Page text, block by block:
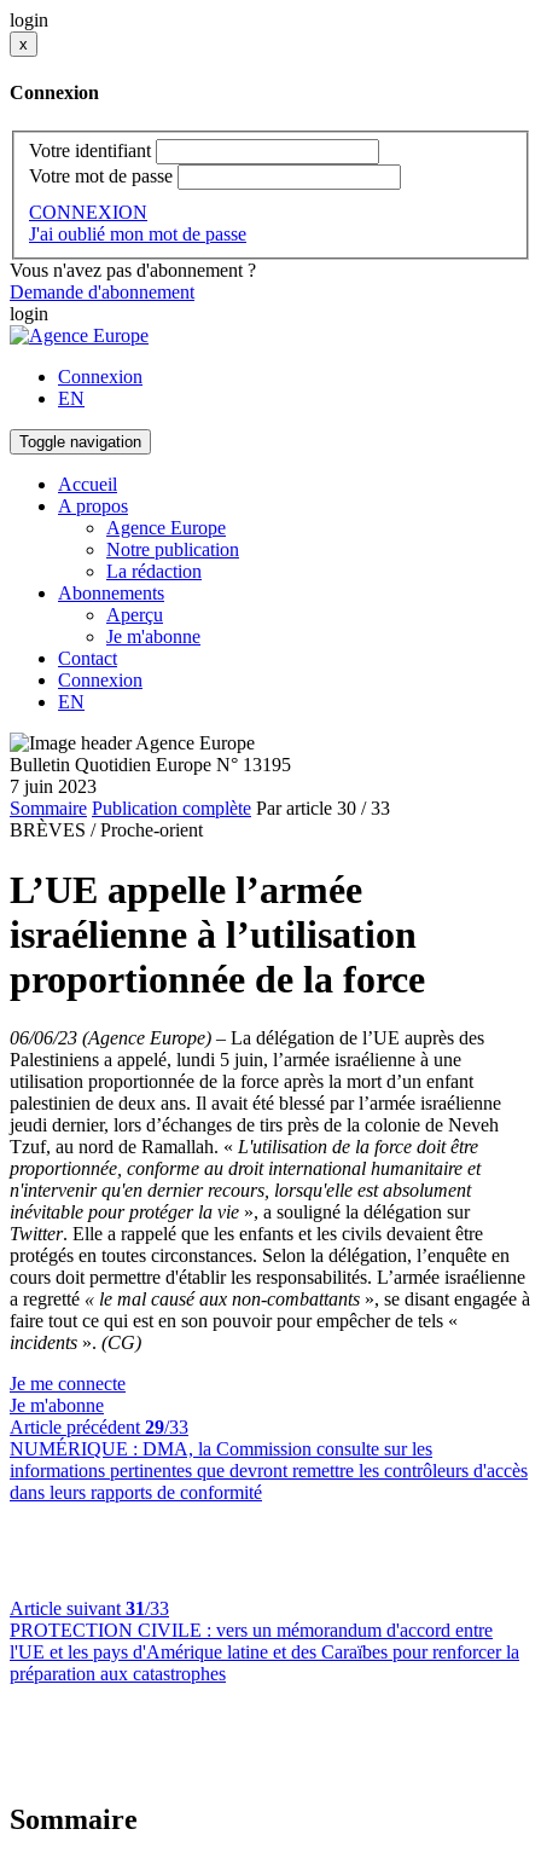
login
x
Connexion
Votre identifiant
Votre mot de passe
CONNEXION
J'ai oublié mon mot de passe
Vous n'avez pas d'abonnement ?
Demande d'abonnement
login
Connexion
EN
Toggle navigation
Accueil
A propos
Agence Europe
Notre publication
La rédaction
Abonnements
Aperçu
Je m'abonne
Contact
Connexion
EN
Bulletin Quotidien Europe N° 13195
7 juin 2023
Sommaire Publication complète Par article 30 / 33
BRÈVES / Proche-orient
L’UE appelle l’armée
israélienne à l’utilisation
proportionnée de la force
06/06/23 (Agence Europe) – La délégation de l’UE auprès des
Palestiniens a appelé, lundi 5 juin, l’armée israélienne à une
utilisation proportionnée de la force après la mort d’un enfant
palestinien de deux ans. Il avait été blessé par l’armée israélienne
jeudi dernier, lors d’échanges de tirs près de la colonie de Neveh
Tzuf, au nord de Ramallah. « L'utilisation de la force doit être
proportionnée, conforme au droit international humanitaire et
n'intervenir qu'en dernier recours, lorsqu'elle est absolument
inévitable pour protéger la vie », a souligné la délégation sur
Twitter. Elle a rappelé que les enfants et les civils devaient être
protégés en toutes circonstances. Selon la délégation, l’enquête en
cours doit permettre d'établir les responsabilités. L’armée israélienne
a regretté « le mal causé aux non-combattants », se disant engagée à
faire tout ce qui est en son pouvoir pour empêcher de tels «
incidents ». (CG)
Je me connecte
Je m'abonne
Article précédent 29/33
NUMÉRIQUE : DMA, la Commission consulte sur les
informations pertinentes que devront remettre les contrôleurs d'accès
dans leurs rapports de conformité
Article suivant 31/33
PROTECTION CIVILE : vers un mémorandum d'accord entre
l'UE et les pays d'Amérique latine et des Caraïbes pour renforcer la
préparation aux catastrophes
Sommaire